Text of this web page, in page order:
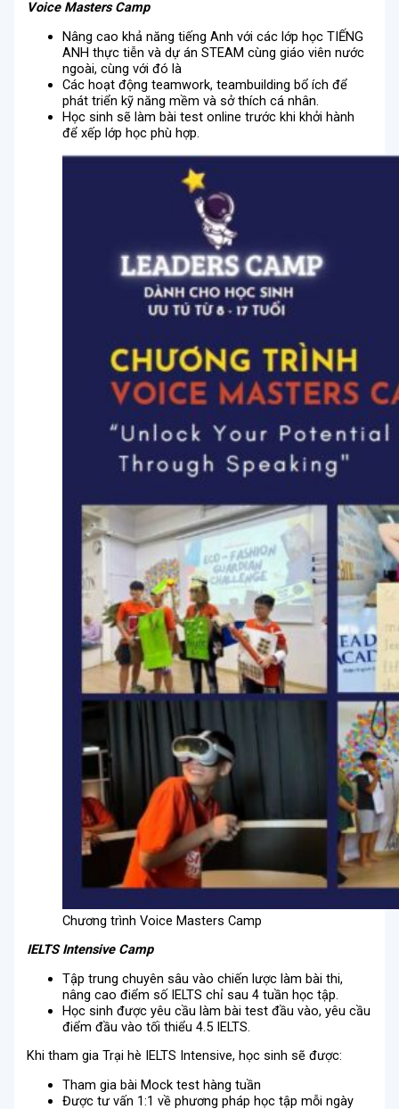
Voice Masters Camp
Nâng cao khả năng tiếng Anh với các lớp học TIẾNG
ANH thực tiễn và dự án STEAM cùng giáo viên nước
ngoài, cùng với đó là
Các hoạt động teamwork, teambuilding bổ ích để
phát triển kỹ năng mềm và sở thích cá nhân.
Học sinh sẽ làm bài test online trước khi khởi hành
để xếp lớp học phù hợp.
Chương trình Voice Masters Camp
IELTS Intensive Camp
Tập trung chuyên sâu vào chiến lược làm bài thi,
nâng cao điểm số IELTS chỉ sau 4 tuần học tập.
Học sinh được yêu cầu làm bài test đầu vào, yêu cầu
điểm đầu vào tối thiểu 4.5 IELTS.
Khi tham gia Trại hè IELTS Intensive, học sinh sẽ được:
Tham gia bài Mock test hàng tuần
Được tư vấn 1:1 về phương pháp học tập mỗi ngày